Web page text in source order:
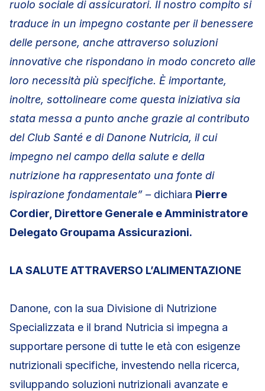
ruolo sociale di assicuratori. Il nostro compito si
traduce in un impegno costante per il benessere
delle persone, anche attraverso soluzioni
innovative che rispondano in modo concreto alle
loro necessità più specifiche. È importante,
inoltre, sottolineare come questa iniziativa sia
stata messa a punto anche grazie al contributo
del Club Santé e di Danone Nutricia, il cui
impegno nel campo della salute e della
nutrizione ha rappresentato una fonte di
ispirazione fondamentale” – dichiara Pierre
Cordier, Direttore Generale e Amministratore
Delegato Groupama Assicurazioni.
LA SALUTE ATTRAVERSO L’ALIMENTAZIONE
Danone, con la sua Divisione di Nutrizione
Specializzata e il brand Nutricia si impegna a
supportare persone di tutte le età con esigenze
nutrizionali specifiche, investendo nella ricerca,
sviluppando soluzioni nutrizionali avanzate e